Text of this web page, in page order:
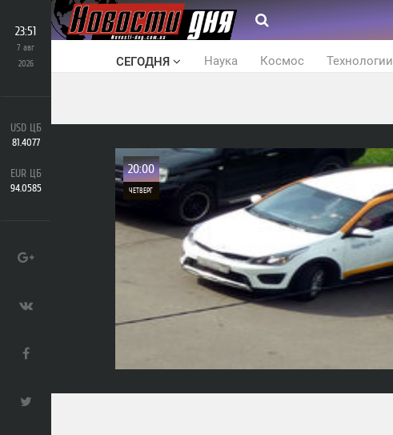
СЕГОДНЯ Наука Космос Технологии
23:51
7 авг
2026
USD ЦБ
81.4077
EUR ЦБ
94.0585
20:00
ЧЕТВЕРГ
0